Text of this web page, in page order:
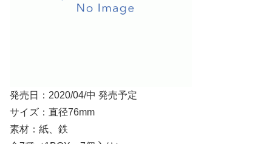
発売日：2020/04/中 発売予定
サイズ：直径76mm
素材：紙、鉄